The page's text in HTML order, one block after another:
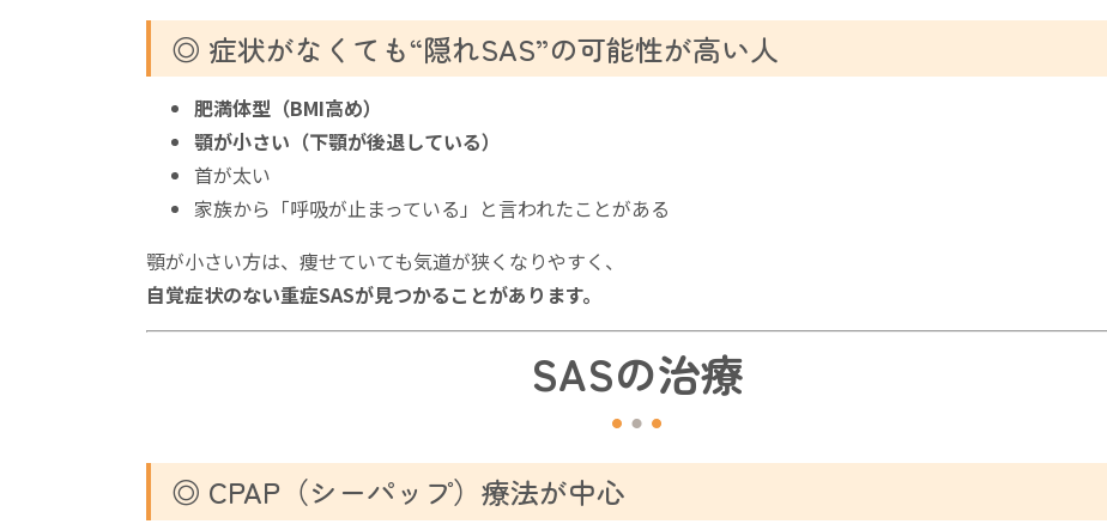
◎ 症状がなくても“隠れSAS”の可能性が高い人
肥満体型（BMI高め）
顎が小さい（下顎が後退している）
首が太い
家族から「呼吸が止まっている」と言われたことがある
顎が小さい方は、痩せていても気道が狭くなりやすく、
自覚症状のない重症SASが見つかることがあります。
SASの治療
◎ CPAP（シーパップ）療法が中心